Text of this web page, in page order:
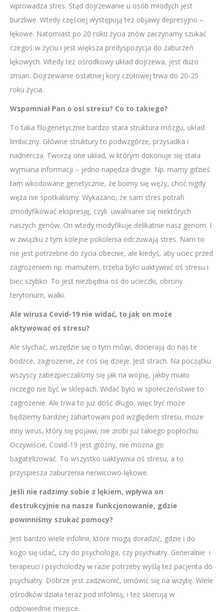
wprowadza stres. Stąd dojrzewanie u osób młodych jest
burzliwe. Wtedy częściej występują też objawy depresyjno –
lękowe. Natomiast po 20 roku życia znów zaczynamy szukać
czegoś w życiu i jest większa predyspozycja do zaburzeń
lękowych. Wtedy też ośrodkowy układ dojrzewa, jest dużo
zmian. Dojrzewanie ostatniej kory czołowej trwa do 20-25
roku życia.
Wspomniał Pan o osi stresu? Co to takiego?
To taka filogenetycznie bardzo stara struktura mózgu, układ
limbiczny. Główne struktury to podwzgórze, przysadka i
nadnercza. Tworzą one układ, w którym dokonuje się stała
wymiana informacji – jedno napędza drugie. Np. mamy gdzieś
tam wkodowane genetycznie, że boimy się węży, choć nigdy
węża nie spotkaliśmy. Wykazano, że sam stres potrafi
zmodyfikować ekspresję, czyli uwalnianie się niektórych
naszych genów. On wtedy modyfikuje delikatnie nasz genom. I
w związku z tym kolejne pokolenia odczuwają stres. Nam to
nie jest potrzebne do życia obecnie, ale kiedyś, aby uciec przed
zagrożeniem np. mamutem, trzeba było uaktywnić oś stresu i
biec szybko. To jest niezbędna oś do ucieczki, obrony
terytorium, walki.
Ale wirusa Covid-19 nie widać, to jak on może
aktywować oś stresu?
Ale słychać, wszędzie się o tym mówi, docierają do nas te
bodźce, zagrożenie, że coś się dzieje. Jest strach. Na początku
wszyscy zabezpieczaliśmy się jak na wojnę, jakby miało
niczego nie być w sklepach. Widać było w społeczeństwie to
zagrożenie. Ale trwa to już dość długo, więc być może
będziemy bardziej zahartowani pod względem stresu, może
inny wirus, który się pojawi, nie zrobi już takiego popłochu.
Oczywiście, Covid-19 jest groźny, nie można go
bagatelizować. To wszystko uaktywnia oś stresu, a to
przyspiesza zaburzenia nerwicowo-lękowe.
Jeśli nie radzimy sobie z lękiem, wpływa on
destrukcyjnie na nasze funkcjonowanie, gdzie
powinniśmy szukać pomocy?
Jest bardzo wiele infolinii, które mogą doradzić, gdzie i do
kogo się udać, czy do psychologa, czy psychiatry. Generalnie i
terapeuci i psycholodzy w razie potrzeby wyślą też pacjenta do
psychiatry. Dobrze jest zadzwonić, umówić się na wizytę. Wiele
ośrodków działa teraz pod infolinią, i też skierują w
odpowiednie miejsce.